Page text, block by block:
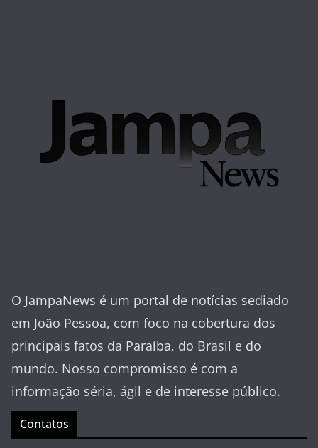
O JampaNews é um portal de notícias sediado
em João Pessoa, com foco na cobertura dos
principais fatos da Paraíba, do Brasil e do
mundo. Nosso compromisso é com a
informação séria, ágil e de interesse público.
Contatos